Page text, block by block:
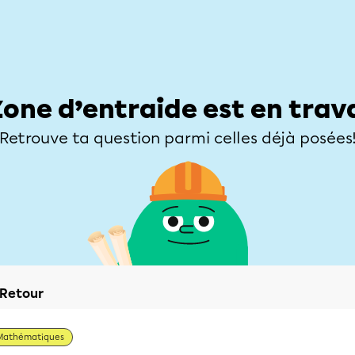
d’entraide est en
Retrouve ta question parmi celles déjà posées!
Retour